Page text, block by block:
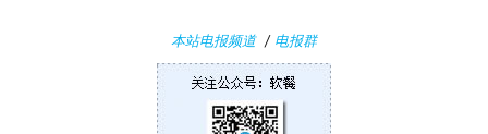
本站电报频道/ 电报群